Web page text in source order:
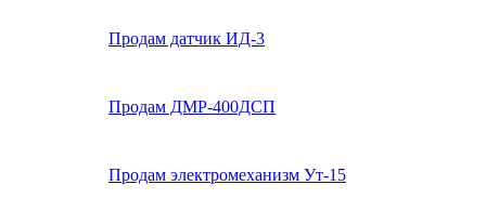
Продам датчик ИД-3
Продам ДМР-400ДСП
Продам электромеханизм Ут-15